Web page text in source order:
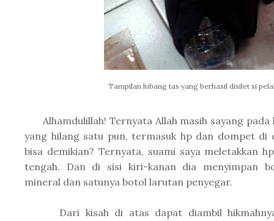
Tampilan lubang tas yang berhasil disilet si
Alhamdulillah! Ternyata Allah masih sayang pada
yang hilang satu pun, termasuk hp dan dompet di
bisa demikian? Ternyata, suami saya meletakkan
tengah. Dan di sisi kiri-kanan dia menyimpan
mineral dan satunya botol larutan penyegar.
Dari kisah di atas dapat diambil